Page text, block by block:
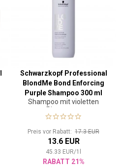
Schwarzkopf Professional
BlondMe Bond Enforcing
Purple Shampoo 300 ml
Shampoo mit violetten
Pigmenten
Preis vor Rabatt: 17.3 EUR
13.6 EUR
45.33 EUR/1
RABATT 21%